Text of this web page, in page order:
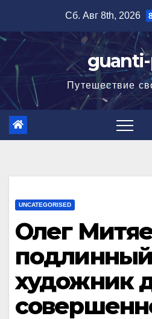
содержимому
Сб. Авг 8th, 2026
Путешествие
UNCATEGORISED
Олег
подлинный
художник